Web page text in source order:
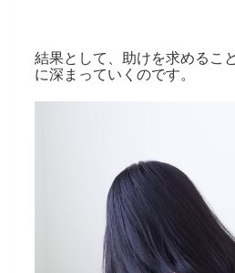
結果として、助けを求めるこ
に深まっていくのです。